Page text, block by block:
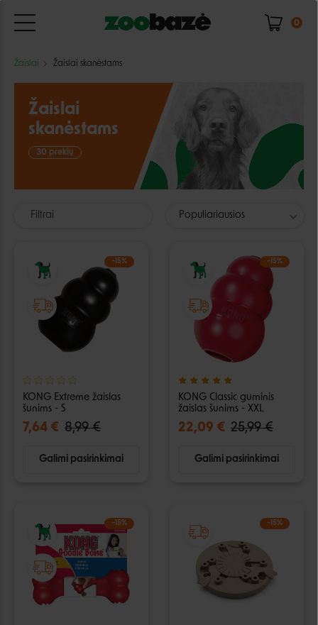
0
Žaislai Žaislai skanėstams
Žaislai
skanėstams
30 prekių
Filtrai Populiariausios
−15%
KONG Extreme žaislas
šunims - S
7,64 € 8,99 €
Galimi pasirinkimai
−15%
KONG Classic guminis
žaislas šunims - XXL
22,09 € 25,99 €
Galimi pasirinkimai
−15% −15%